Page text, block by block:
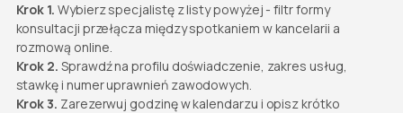
Krok 1. Wybierz specjalistę z listy powyżej - filtr formy
konsultacji przełącza między spotkaniem w kancelarii a
rozmową online.
Krok 2. Sprawdź na profilu doświadczenie, zakres usług,
stawkę i numer uprawnień zawodowych.
Krok 3. Zarezerwuj godzinę w kalendarzu i opisz krótko